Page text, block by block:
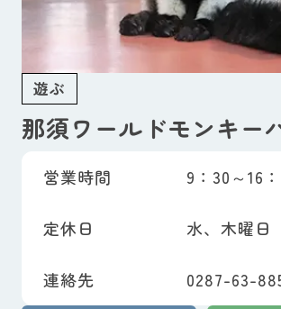
遊ぶ
那須ワールドモンキー
営業時間 9：30～16
定休日 水、木曜日
連絡先 0287-63-